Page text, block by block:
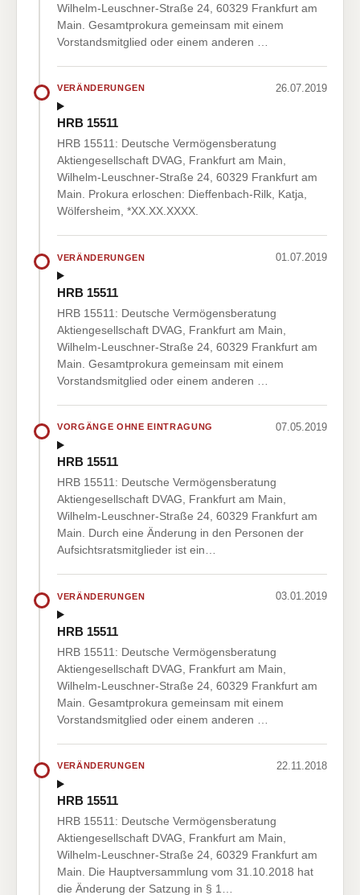
Wilhelm-Leuschner-Straße 24, 60329 Frankfurt am
Main. Gesamtprokura gemeinsam mit einem
Vorstandsmitglied oder einem anderen …
VERÄNDERUNGEN 26.07.2019
HRB 15511
HRB 15511: Deutsche Vermögensberatung
Aktiengesellschaft DVAG, Frankfurt am Main,
Wilhelm-Leuschner-Straße 24, 60329 Frankfurt am
Main. Prokura erloschen: Dieffenbach-Rilk, Katja,
Wölfersheim, *XX.XX.XXXX.
VERÄNDERUNGEN 01.07.2019
HRB 15511
HRB 15511: Deutsche Vermögensberatung
Aktiengesellschaft DVAG, Frankfurt am Main,
Wilhelm-Leuschner-Straße 24, 60329 Frankfurt am
Main. Gesamtprokura gemeinsam mit einem
Vorstandsmitglied oder einem anderen …
VORGÄNGE OHNE EINTRAGUNG 07.05.2019
HRB 15511
HRB 15511: Deutsche Vermögensberatung
Aktiengesellschaft DVAG, Frankfurt am Main,
Wilhelm-Leuschner-Straße 24, 60329 Frankfurt am
Main. Durch eine Änderung in den Personen der
Aufsichtsratsmitglieder ist ein…
VERÄNDERUNGEN 03.01.2019
HRB 15511
HRB 15511: Deutsche Vermögensberatung
Aktiengesellschaft DVAG, Frankfurt am Main,
Wilhelm-Leuschner-Straße 24, 60329 Frankfurt am
Main. Gesamtprokura gemeinsam mit einem
Vorstandsmitglied oder einem anderen …
VERÄNDERUNGEN 22.11.2018
HRB 15511
HRB 15511: Deutsche Vermögensberatung
Aktiengesellschaft DVAG, Frankfurt am Main,
Wilhelm-Leuschner-Straße 24, 60329 Frankfurt am
Main. Die Hauptversammlung vom 31.10.2018 hat
die Änderung der Satzung in § 1…